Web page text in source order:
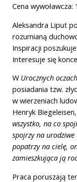
Cena wywoławcza:
Aleksandra Liput
rozumianą
Inspiracji
Interesuje się
W Urocznych oczach
posiadania tzw.
w wierzeniach
Henryk Biegeleisen,
wszystko, na co
spojrzy na
popatrzy na cielę,
zamieszkująca ją
Praca poruszają